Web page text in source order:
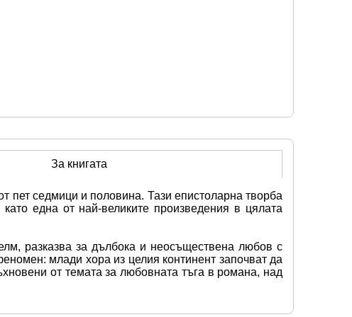
За книгата
пет седмици и половина. Тази епистоларна творба
една от най-великите произведения в цялата
разказва за дълбока и неосъществена любов с
млади хора из целия континент започват да
от темата за любовната тъга в романа, над